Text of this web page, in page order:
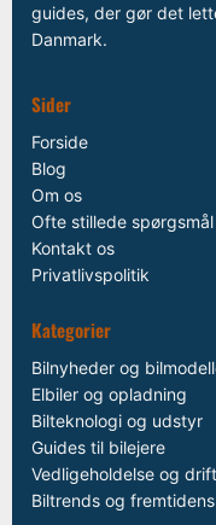
guides, der gør det
Danmark.
Sider
Forside
Blog
Om os
Ofte stillede spørgsmål
Kontakt os
Privatlivspolitik
Kategorier
Bilnyheder og
Elbiler og opladning
Bilteknologi og udstyr
Guides til bilejere
Vedligeholdelse og drift
Biltrends og